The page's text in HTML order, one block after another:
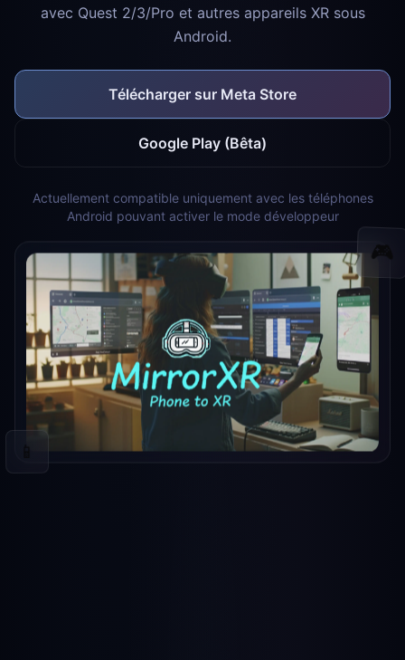
avec Quest 2/3/Pro et autres appareils XR sous
Android.
Télécharger sur Meta Store
Google Play (Bêta)
Actuellement compatible uniquement avec les téléphones
Android pouvant activer le mode développeur
📱